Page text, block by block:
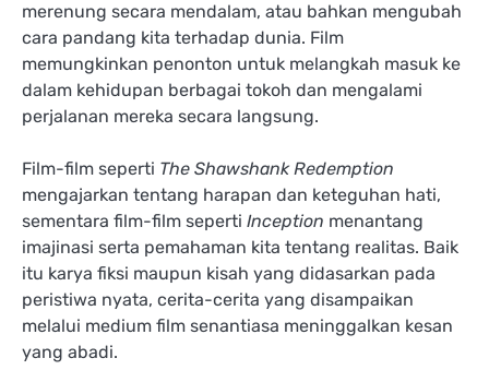
merenung secara mendalam, atau bahkan mengubah
cara pandang kita terhadap dunia. Film
memungkinkan penonton untuk melangkah masuk ke
dalam kehidupan berbagai tokoh dan mengalami
perjalanan mereka secara langsung.
Film-film seperti The Shawshank Redemption
mengajarkan tentang harapan dan keteguhan hati,
sementara film-film seperti Inception menantang
imajinasi serta pemahaman kita tentang realitas. Baik
itu karya fiksi maupun kisah yang didasarkan pada
peristiwa nyata, cerita-cerita yang disampaikan
melalui medium film senantiasa meninggalkan kesan
yang abadi.